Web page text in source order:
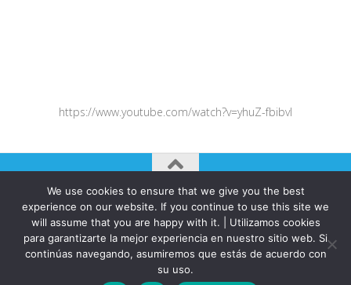
https://www.youtube.com/watch?v=yhuZ-fbibvI
AUTOGIRO/el giro del arte actual © JAVIER MARTINEZ 2026. All
Rights Reserved.
Funciona con - Diseñado con elTema Hueman
We use cookies to ensure that we give you the best
experience on our website. If you continue to use this site we
will assume that you are happy with it. | Utilizamos cookies
para garantizarte la mejor experiencia en nuestro sitio web. Si
continúas navegando, asumiremos que estás de acuerdo con
su uso.